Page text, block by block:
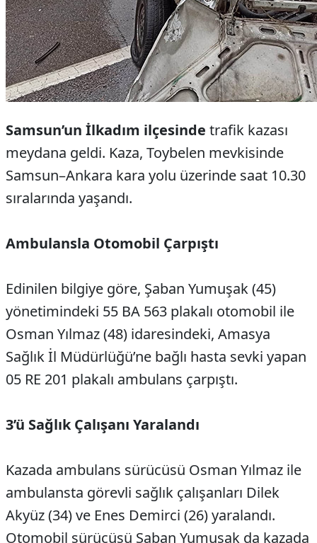
Samsun’un İlkadım ilçesinde trafik kazası
meydana geldi. Kaza, Toybelen mevkisinde
Samsun–Ankara kara yolu üzerinde saat 10.30
sıralarında yaşandı.
Ambulansla Otomobil Çarpıştı
Edinilen bilgiye göre, Şaban Yumuşak (45)
yönetimindeki 55 BA 563 plakalı otomobil ile
Osman Yılmaz (48) idaresindeki, Amasya
Sağlık İl Müdürlüğü’ne bağlı hasta sevki yapan
05 RE 201 plakalı ambulans çarpıştı.
3’ü Sağlık Çalışanı Yaralandı
Kazada ambulans sürücüsü Osman Yılmaz ile
ambulansta görevli sağlık çalışanları Dilek
Akyüz (34) ve Enes Demirci (26) yaralandı.
Otomobil sürücüsü Şaban Yumuşak da kazada